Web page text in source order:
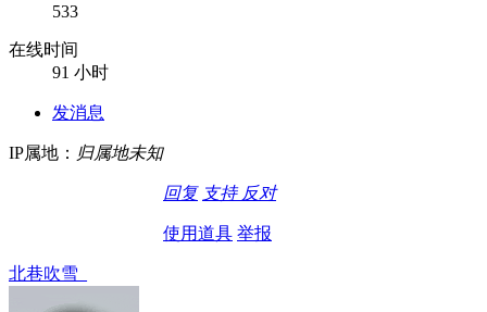
533
在线时间
91 小时
发消息
IP属地： 归属地未知
回复 支持 反对
使用道具 举报
北巷吹雪_